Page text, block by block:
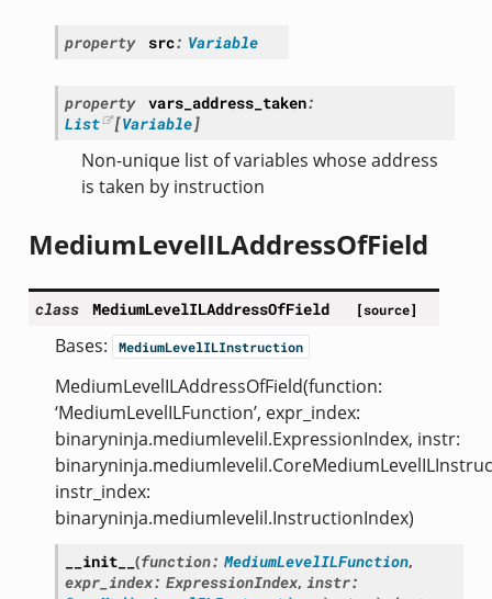
property src: Variable
property vars_address_taken:
List
[Variable]
Non-unique list of variables whose address
is taken by instruction
MediumLevelILAddressOfField
class MediumLevelILAddressOfField [source]
Bases: MediumLevelILInstruction
MediumLevelILAddressOfField(function:
‘MediumLevelILFunction’, expr_index:
binaryninja.mediumlevelil.ExpressionIndex, instr:
instr_index:
binaryninja.mediumlevelil.InstructionIndex)
__init__ (function: MediumLevelILFunction,
expr_index: ExpressionIndex, instr: